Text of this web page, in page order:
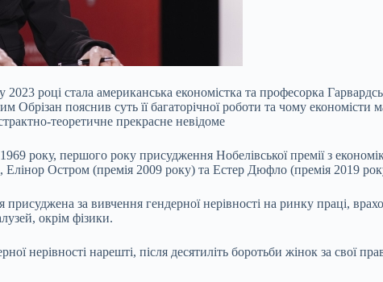
2023 році стала американська економістка та професорка
пояснив суть її багаторічної роботи та чому економісти
теоретичне прекрасне невідоме
року, першого року присудження Нобелівської премії з
Елінор Остром (премія 2009 року) та Естер Дюфло (премія 2019
за вивчення гендерної нерівності на ринку праці,
окрім фізики.
нерівності нарешті, після десятиліть боротьби жінок за свої